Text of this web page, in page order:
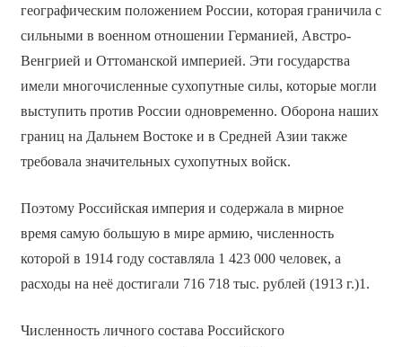
географическим положением России, которая граничила с
сильными в военном отношении Германией, Австро-
Венгрией и Оттоманской империей. Эти государства
имели многочисленные сухопутные силы, которые могли
выступить против России одновременно. Оборона наших
границ на Дальнем Востоке и в Средней Азии также
требовала значительных сухопутных войск.
Поэтому Российская империя и содержала в мирное
время самую большую в мире армию, численность
которой в 1914 году составляла 1 423 000 человек, а
расходы на неё достигали 716 718 тыс. рублей (1913 г.)1.
Численность личного состава Российского